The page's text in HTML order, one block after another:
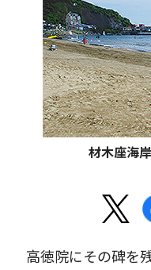
材木座海
高徳院にその碑を